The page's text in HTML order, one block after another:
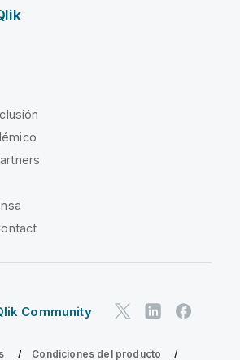
Community
Condiciones del producto